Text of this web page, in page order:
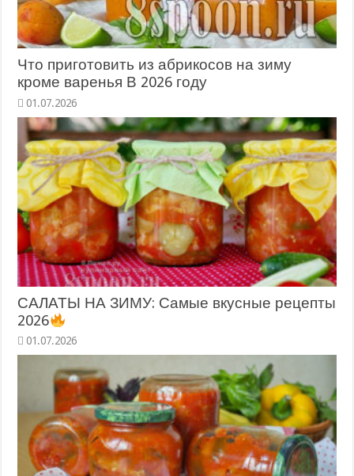
Что приготовить из абрикосов на зиму
кроме варенья В 2026 году
САЛАТЫ НА ЗИМУ: Самые вкусные рецепты
2026